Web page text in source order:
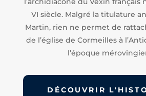
VI siècle. Malgré la titulature
Martin, rien ne permet de
de l’église de Cormeilles à
l’époque
DÉCOUVRIR